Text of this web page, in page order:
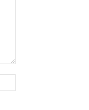
sajt: